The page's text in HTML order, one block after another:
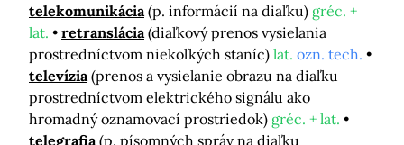
telekomunikácia (p. informácií na diaľku) gréc. +
lat.
retranslácia (diaľkový prenos vysielania
prostredníctvom niekoľkých staníc) lat. ozn. tech.
televízia (prenos a vysielanie obrazu na diaľku
prostredníctvom elektrického signálu ako
hromadný oznamovací prostriedok) gréc. + lat.
telegrafia (p. písomných správ na diaľku